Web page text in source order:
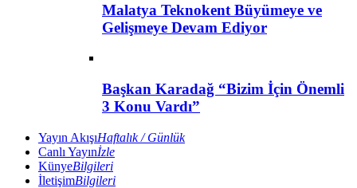
Malatya Teknokent Büyümeye ve
Gelişmeye Devam Ediyor
Başkan Karadağ “Bizim İçin Önemli
3 Konu Vardı”
Yayın AkışıHaftalık / Günlük
Canlı Yayınİzle
KünyeBilgileri
İletişimBilgileri